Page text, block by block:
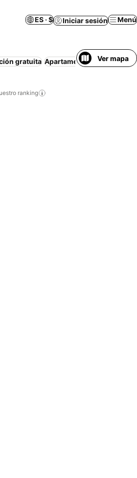
ES · $ Iniciar sesión Menú
gratuita Apartamento amueblado
Ver mapa
ranking